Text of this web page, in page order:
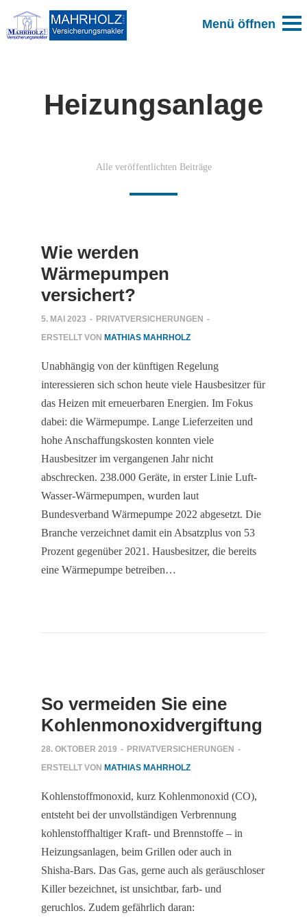
Heizungsanlage
Alle veröffentlichten Beiträge
Wie werden
Wärmepumpen
versichert?
5. MAI 2023 - PRIVATVERSICHERUNGEN -
ERSTELLT VON MATHIAS MAHRHOLZ
Unabhängig von der künftigen Regelung
interessieren sich schon heute viele Hausbesitzer für
das Heizen mit erneuerbaren Energien. Im Fokus
dabei: die Wärmepumpe. Lange Lieferzeiten und
hohe Anschaffungskosten konnten viele
Hausbesitzer im vergangenen Jahr nicht
abschrecken. 238.000 Geräte, in erster Linie Luft-
Wasser-Wärmepumpen, wurden laut
Bundesverband Wärmepumpe 2022 abgesetzt. Die
Branche verzeichnet damit ein Absatzplus von 53
Prozent gegenüber 2021. Hausbesitzer, die bereits
eine Wärmepumpe betreiben…
So vermeiden Sie eine
Kohlenmonoxidvergiftung
28. OKTOBER 2019 - PRIVATVERSICHERUNGEN -
ERSTELLT VON MATHIAS MAHRHOLZ
Kohlenstoffmonoxid, kurz Kohlenmonoxid (CO),
entsteht bei der unvollständigen Verbrennung
kohlenstoffhaltiger Kraft- und Brennstoffe – in
Heizungsanlagen, beim Grillen oder auch in
Shisha-Bars. Das Gas, gerne auch als geräuschloser
Killer bezeichnet, ist unsichtbar, farb- und
geruchlos. Zudem gefährlich daran: